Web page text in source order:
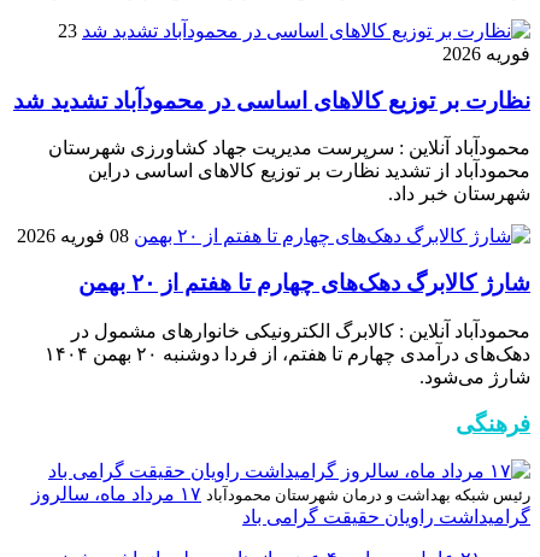
23
فوریه 2026
نظارت بر توزیع کالا‌های اساسی در محمودآباد تشدید شد
محمودآباد آنلاین : سرپرست مدیریت جهاد کشاورزی شهرستان
محمودآباد از تشدید نظارت بر توزیع کالا‌های اساسی دراین
شهرستان خبر داد.
08 فوریه 2026
شارژ کالابرگ دهک‌های چهارم تا هفتم از ۲۰ بهمن
محمودآباد آنلاین : کالابرگ الکترونیکی خانوار‌های مشمول در
دهک‌های درآمدی چهارم تا هفتم، از فردا دوشنبه ۲۰ بهمن ۱۴۰۴
شارژ می‌شود.
فرهنگی
رئیس شبکه بهداشت و درمان شهرستان محمودآباد
۱۷ مرداد ماه، سالروز
گرامیداشت راویان حقیقت گرامی باد